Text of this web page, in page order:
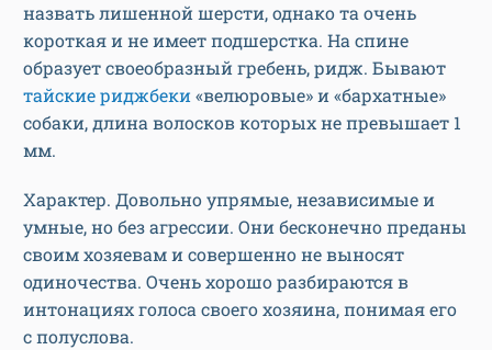
назвать лишенной шерсти, однако та очень
короткая и не имеет подшерстка. На спине
образует своеобразный гребень, ридж. Бывают
тайские риджбеки «велюровые» и «бархатные»
собаки, длина волосков которых не превышает 1
мм.
Характер. Довольно упрямые, независимые и
умные, но без агрессии. Они бесконечно преданы
своим хозяевам и совершенно не выносят
одиночества. Очень хорошо разбираются в
интонациях голоса своего хозяина, понимая его
с полуслова.